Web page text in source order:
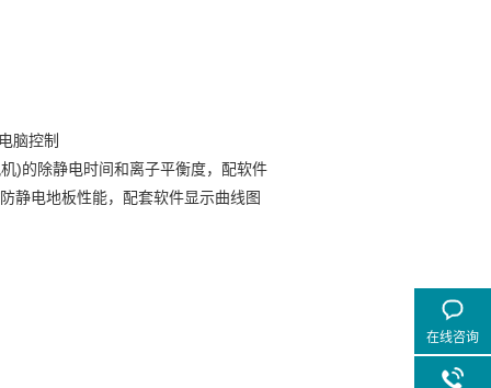
脑控制
)的除静电时间和离子平衡度，配软件
静电地板性能，配套软件显示曲线图
在线咨询